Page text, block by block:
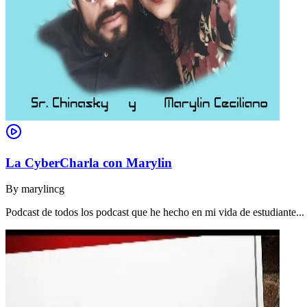
La CyberCharla con Marylin
By marylincg
Podcast de todos los podcast que he hecho en mi vida de